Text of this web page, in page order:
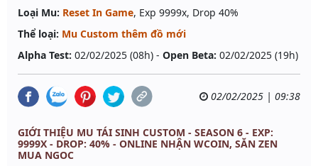
Loại Mu: Reset In Game, Exp 9999x, Drop 40%
Thể loại: Mu Custom thêm đồ mới
Alpha Test: 02/02/2025 (08h) - Open Beta: 02/02/2025 (19h)
02/02/2025 | 09:38
GIỚI THIỆU MU TÁI SINH CUSTOM - SEASON 6 - EXP:
9999X - DROP: 40% - ONLINE NHẬN WCOIN, SĂN ZEN
MUA NGOC